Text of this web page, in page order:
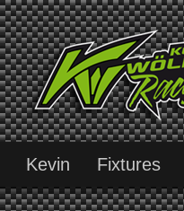
Kevin Fixtures